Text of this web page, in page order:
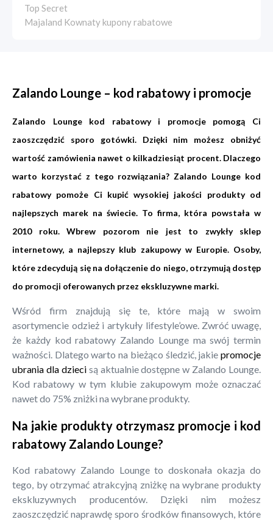
Top Secret
Majaland Kownaty kupony rabatowe
Zalando Lounge – kod rabatowy i promocje
Zalando Lounge kod rabatowy i promocje pomogą Ci
zaoszczędzić sporo gotówki. Dzięki nim możesz obniżyć
wartość zamówienia nawet o kilkadziesiąt procent. Dlaczego
warto korzystać z tego rozwiązania? Zalando Lounge kod
rabatowy pomoże Ci kupić wysokiej jakości produkty od
najlepszych marek na świecie. To firma, która powstała w
2010 roku. Wbrew pozorom nie jest to zwykły sklep
internetowy, a najlepszy klub zakupowy w Europie. Osoby,
które zdecydują się na dołączenie do niego, otrzymują dostęp
do promocji oferowanych przez ekskluzywne marki.
Wśród firm znajdują się te, które mają w swoim
asortymencie odzież i artykuły lifestyle’owe. Zwróć uwagę,
że każdy kod rabatowy Zalando Lounge ma swój termin
ważności. Dlatego warto na bieżąco śledzić, jakie promocje
ubrania dla dziecisą aktualnie dostępne w Zalando Lounge.
Kod rabatowy w tym klubie zakupowym może oznaczać
nawet do 75% zniżki na wybrane produkty.
Na jakie produkty otrzymasz promocje i kod
rabatowy Zalando Lounge?
Kod rabatowy Zalando Lounge to doskonała okazja do
tego, by otrzymać atrakcyjną zniżkę na wybrane produkty
ekskluzywnych producentów. Dzięki nim możesz
zaoszczędzić naprawdę sporo środków finansowych, które